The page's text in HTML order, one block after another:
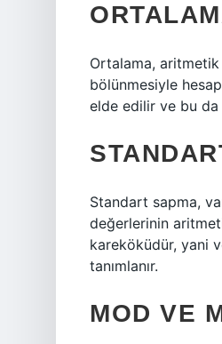
Ortalama, aritmetik
bölünmesiyle
elde edilir ve bu da
Standart sapma,
değerlerinin
kareköküdür, yani
tanımlanır.
MOD VE